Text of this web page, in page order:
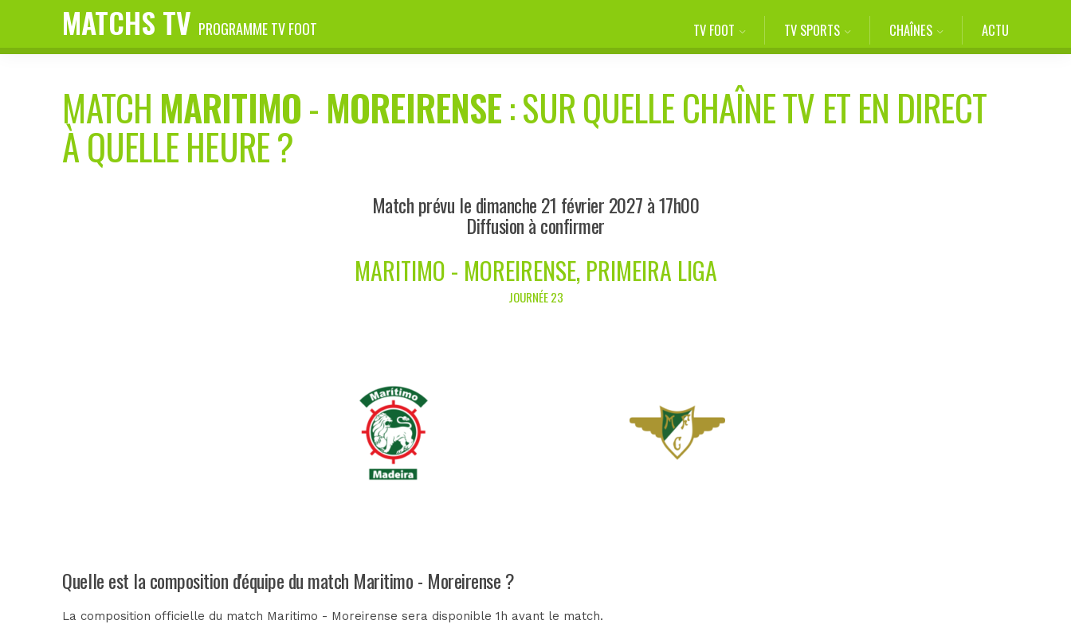
MATCHS TV PROGRAMME TV FOOT TV FOOT TV SPORTS CHAÎNES ACTU
MATCH MARITIMO-MOREIRENSE: SUR QUELLE CHAÎNE TV ET EN DIRECT
À QUELLE HEURE ?
Match prévu le dimanche 21 février 2027 à 17h00
Diffusion à confirmer
MARITIMO - MOREIRENSE, PRIMEIRA LIGA
JOURNÉE 23
Quelle est la composition d'équipe du match Maritimo - Moreirense ?
La composition officielle du match Maritimo - Moreirense sera disponible 1h avant le match.